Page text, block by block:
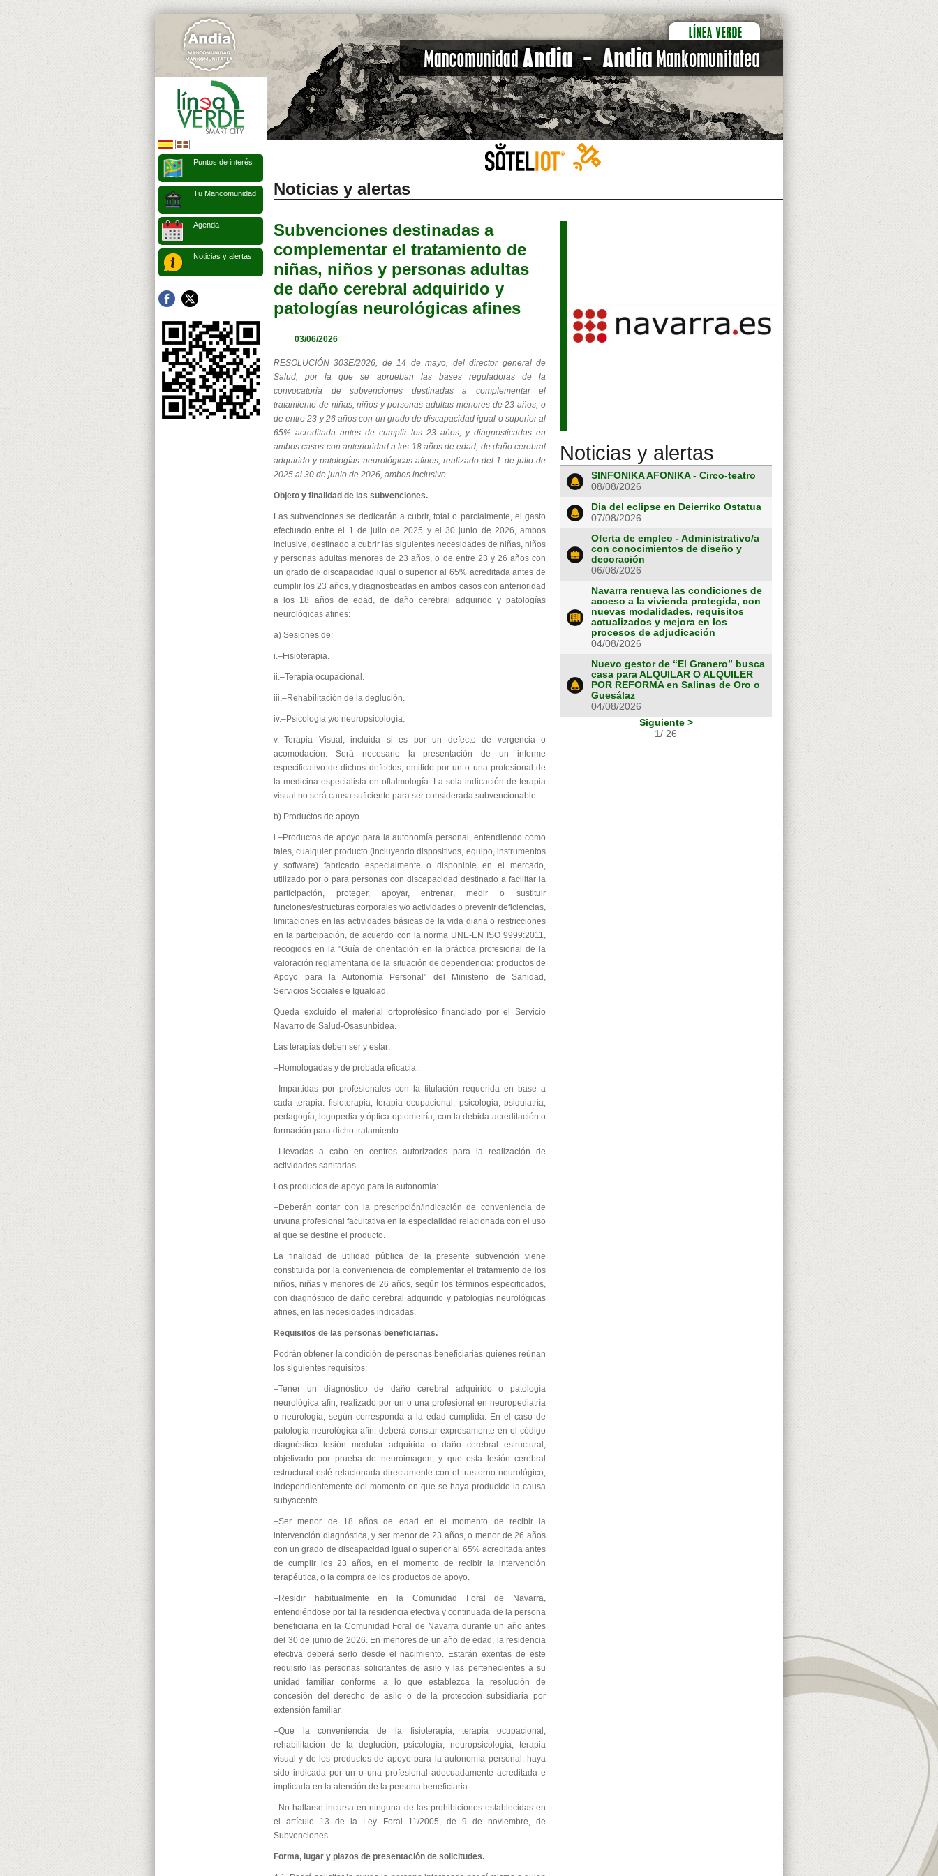
Puntos de interés
Tu Mancomunidad
Agenda
Noticias y alertas
Noticias y alertas
Subvenciones destinadas a
complementar el tratamiento de
niñas, niños y personas adultas
de daño cerebral adquirido y
patologías neurológicas afines
03/06/2026
RESOLUCIÓN 303E/2026, de 14 de mayo, del director general de
Salud, por la que se aprueban las bases reguladoras de la
convocatoria de subvenciones destinadas a complementar el
tratamiento de niñas, niños y personas adultas menores de 23 años, o
de entre 23 y 26 años con un grado de discapacidad igual o superior al
65% acreditada antes de cumplir los 23 años, y diagnosticadas en
ambos casos con anterioridad a los 18 años de edad, de daño cerebral
adquirido y patologías neurológicas afines, realizado del 1 de julio de
2025 al 30 de junio de 2026, ambos inclusive
Objeto y finalidad de las subvenciones.
Las subvenciones se dedicarán a cubrir, total o parcialmente, el gasto
efectuado entre el 1 de julio de 2025 y el 30 junio de 2026, ambos
inclusive, destinado a cubrir las siguientes necesidades de niñas, niños
y personas adultas menores de 23 años, o de entre 23 y 26 años con
un grado de discapacidad igual o superior al 65% acreditada antes de
cumplir los 23 años, y diagnosticadas en ambos casos con anterioridad
a los 18 años de edad, de daño cerebral adquirido y patologías
neurológicas afines:
a) Sesiones de:
i.–Fisioterapia.
ii.–Terapia ocupacional.
iii.–Rehabilitación de la deglución.
iv.–Psicología y/o neuropsicología.
v.–Terapia Visual, incluida si es por un defecto de vergencia o
acomodación. Será necesario la presentación de un informe
especificativo de dichos defectos, emitido por un o una profesional de
la medicina especialista en oftalmología. La sola indicación de terapia
visual no será causa suficiente para ser considerada subvencionable.
b) Productos de apoyo.
i.–Productos de apoyo para la autonomía personal, entendiendo como
tales, cualquier producto (incluyendo dispositivos, equipo, instrumentos
y software) fabricado especialmente o disponible en el mercado,
utilizado por o para personas con discapacidad destinado a facilitar la
participación, proteger, apoyar, entrenar, medir o sustituir
funciones/estructuras corporales y/o actividades o prevenir deficiencias,
limitaciones en las actividades básicas de la vida diaria o restricciones
en la participación, de acuerdo con la norma UNE-EN ISO 9999:2011,
recogidos en la "Guía de orientación en la práctica profesional de la
valoración reglamentaria de la situación de dependencia: productos de
Apoyo para la Autonomía Personal" del Ministerio de Sanidad,
Servicios Sociales e Igualdad.
Queda excluido el material ortoprotésico financiado por el Servicio
Navarro de Salud-Osasunbidea.
Las terapias deben ser y estar:
–Homologadas y de probada eficacia.
–Impartidas por profesionales con la titulación requerida en base a
cada terapia: fisioterapia, terapia ocupacional, psicología, psiquiatría,
pedagogía, logopedia y óptica-optometría, con la debida acreditación o
formación para dicho tratamiento.
–Llevadas a cabo en centros autorizados para la realización de
actividades sanitarias.
Los productos de apoyo para la autonomía:
–Deberán contar con la prescripción/indicación de conveniencia de
un/una profesional facultativa en la especialidad relacionada con el uso
al que se destine el producto.
La finalidad de utilidad pública de la presente subvención viene
constituida por la conveniencia de complementar el tratamiento de los
niños, niñas y menores de 26 años, según los términos especificados,
con diagnóstico de daño cerebral adquirido y patologías neurológicas
afines, en las necesidades indicadas.
Requisitos de las personas beneficiarias.
Podrán obtener la condición de personas beneficiarias quienes reúnan
los siguientes requisitos:
–Tener un diagnóstico de daño cerebral adquirido o patología
neurológica afín, realizado por un o una profesional en neuropediatría
o neurología, según corresponda a la edad cumplida. En el caso de
patología neurológica afín, deberá constar expresamente en el código
diagnóstico lesión medular adquirida o daño cerebral estructural,
objetivado por prueba de neuroimagen, y que esta lesión cerebral
estructural esté relacionada directamente con el trastorno neurológico,
independientemente del momento en que se haya producido la causa
subyacente.
–Ser menor de 18 años de edad en el momento de recibir la
intervención diagnóstica, y ser menor de 23 años, o menor de 26 años
con un grado de discapacidad igual o superior al 65% acreditada antes
de cumplir los 23 años, en el momento de recibir la intervención
terapéutica, o la compra de los productos de apoyo.
–Residir habitualmente en la Comunidad Foral de Navarra,
entendiéndose por tal la residencia efectiva y continuada de la persona
beneficiaria en la Comunidad Foral de Navarra durante un año antes
del 30 de junio de 2026. En menores de un año de edad, la residencia
efectiva deberá serlo desde el nacimiento. Estarán exentas de este
requisito las personas solicitantes de asilo y las pertenecientes a su
unidad familiar conforme a lo que establezca la resolución de
concesión del derecho de asilo o de la protección subsidiaria por
extensión familiar.
–Que la conveniencia de la fisioterapia, terapia ocupacional,
rehabilitación de la deglución, psicología, neuropsicología, terapia
visual y de los productos de apoyo para la autonomía personal, haya
sido indicada por un o una profesional adecuadamente acreditada e
implicada en la atención de la persona beneficiaria.
–No hallarse incursa en ninguna de las prohibiciones establecidas en
el artículo 13 de la Ley Foral 11/2005, de 9 de noviembre, de
Subvenciones.
Forma, lugar y plazos de presentación de solicitudes.
Noticias y alertas
SINFONIKA AFONIKA - Circo-teatro
08/08/2026
Dia del eclipse en Deierriko Ostatua
07/08/2026
Oferta de empleo - Administrativo/a
con conocimientos de diseño y
decoración
06/08/2026
Navarra renueva las condiciones de
acceso a la vivienda protegida, con
nuevas modalidades, requisitos
actualizados y mejora en los
procesos de adjudicación
04/08/2026
Nuevo gestor de “El Granero” busca
casa para ALQUILAR O ALQUILER
POR REFORMA en Salinas de Oro o
Guesálaz
04/08/2026
Siguiente >
1/ 26